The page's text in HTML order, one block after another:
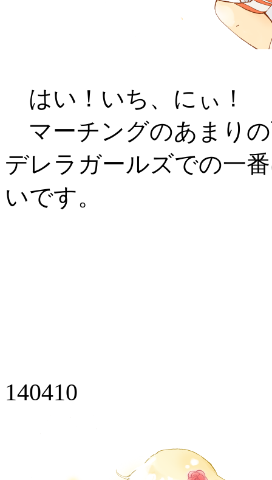
はい！いち、にぃ！
マーチングのあまり
デレラガールズでの一
いです。
140410